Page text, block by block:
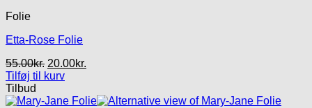
Folie
Etta-Rose Folie
55.00kr. Den
oprindelige
var:
20.00kr.
er:
Tilføj til kurv
Tilbud